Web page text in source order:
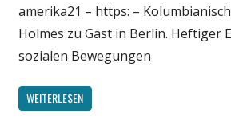
amerika21 – https: –
Holmes zu Gast in Berlin. Heftiger
sozialen Bewegungen
WEITERLESEN